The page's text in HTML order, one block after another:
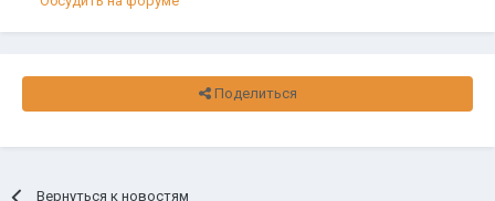
Поделиться
Вернуться к новостям